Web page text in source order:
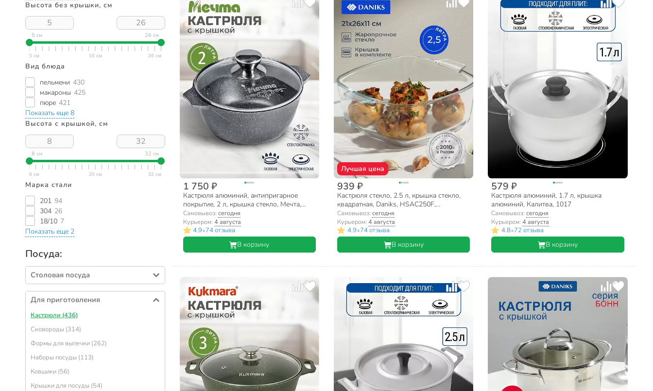
Высота без крышки, см
5 см 26 см
Вид блюда
пельмени 430
макароны 425
пюре 421
Показать еще 8
Высота с крышкой, см
8 см 32 см
Марка стали
201 94
304 26
18/10 7
Показать еще 2
Посуда:
Столовая посуда
Тарелки (395)
Салатники (320)
Столовые приборы (268)
Блюда (88)
Сервизы столовые (64)
Подносы (58)
Вазы для фруктов, конфет (52)
Солонки, перечницы и емкости для специй
Для приготовления
Кастрюли (436)
Сковороды (314)
Формы для выпечки (262)
Наборы посуды (113)
Ковшики (56)
Крышки для посуды (54)
1 750 ₽
Кастрюля алюминий, антипригарное
покрытие, 2 л, крышка стекло, Мечта,
Гранит, 42701
Самовывоз: сегодня
Курьером: 4 августа
4.9•74 отзыва
В корзину
Лучшая цена
939 ₽
Кастрюля стекло, 2.5 л, крышка стекло,
квадратная, Daniks, HSAC250F,
прозрачная
Самовывоз: сегодня
Курьером: 4 августа
4.9•74 отзыва
В корзину
579 ₽
Кастрюля алюминий, 1.7 л, крышка
алюминий, Калитва, 1017
Самовывоз:сегодня
Курьером:4 августа
4.8•72 отзыва
В корзину